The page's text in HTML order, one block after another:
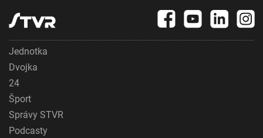
Jednotka
Dvojka
24
Šport
Správy STVR
Podcasty